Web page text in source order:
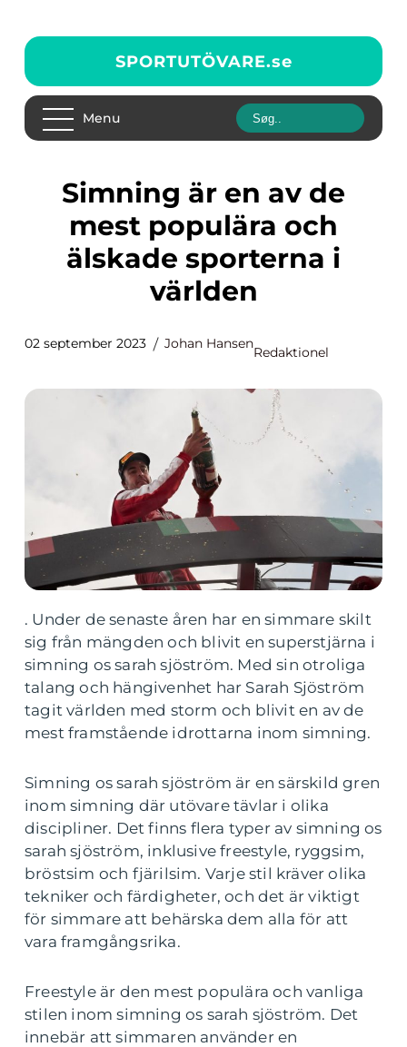
SPORTUTÖVARE.se
Menu
Simning är en av de
mest populära och
älskade sporterna i
världen
02 september 2023 Johan Hansen
Redaktionel
. Under de senaste åren har en simmare skilt
sig från mängden och blivit en superstjärna i
simning os sarah sjöström. Med sin otroliga
talang och hängivenhet har Sarah Sjöström
tagit världen med storm och blivit en av de
mest framstående idrottarna inom simning.
Simning os sarah sjöström är en särskild gren
inom simning där utövare tävlar i olika
discipliner. Det finns flera typer av simning os
sarah sjöström, inklusive freestyle, ryggsim,
bröstsim och fjärilsim. Varje stil kräver olika
tekniker och färdigheter, och det är viktigt
för simmare att behärska dem alla för att
vara framgångsrika.
Freestyle är den mest populära och vanliga
stilen inom simning os sarah sjöström. Det
innebär att simmaren använder en